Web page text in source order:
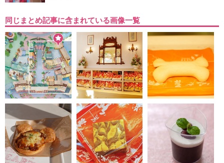
同じまとめ記事に含まれている画像一覧